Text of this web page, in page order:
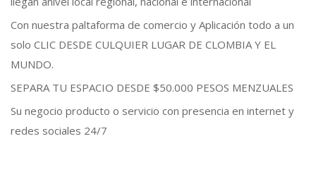
Con nuestra paltaforma de comercio y Aplicación todo a un
solo CLIC DESDE CULQUIER LUGAR DE CLOMBIA Y EL
MUNDO.
SEPARA TU ESPACIO DESDE $50.000 PESOS MENZUALES
Su negocio producto o servicio con presencia en internet y
redes sociales 24/7